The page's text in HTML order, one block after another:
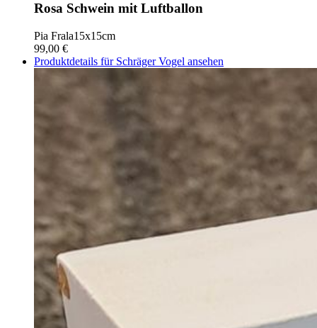
Rosa Schwein mit Luftballon
Pia Frala15x15cm
99,00 €
Produktdetails für Schräger Vogel ansehen